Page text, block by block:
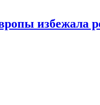
избежала